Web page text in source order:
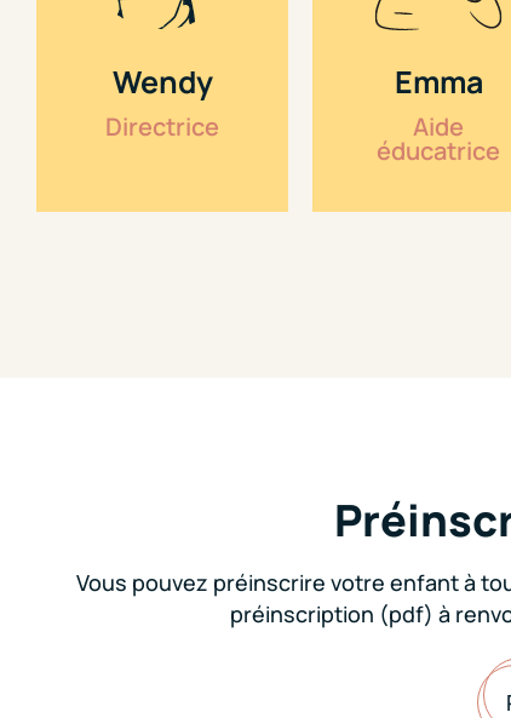
Wendy
Directrice
Emma
Aide
éducatrice
Vous pouvez préinscrire votre enfant à
préinscription (pdf) à